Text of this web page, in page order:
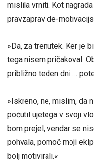
mislila vrniti. Kot
pravzaprav de-
»Da, za trenutek. Ker je
tega nisem pričakoval.
približno teden dni …
»Iskreno, ne, mislim, da
počutil ujetega v svoji
bom prejel, vendar se
pohvala, pomoč moji
bolj motivirali.«